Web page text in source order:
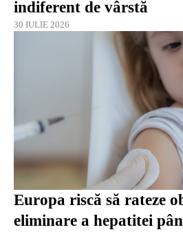
indiferent de vârstă
30 IULIE 2026
Europa riscă să rateze
eliminare a hepatitei